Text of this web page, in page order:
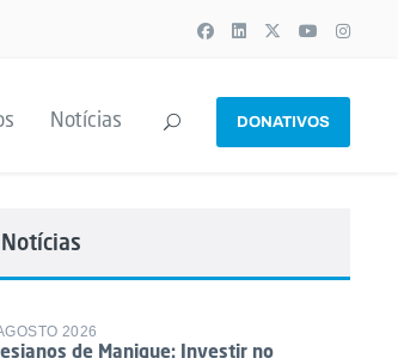
Notícias DONATIVOS
2026
de Manique: Investir no